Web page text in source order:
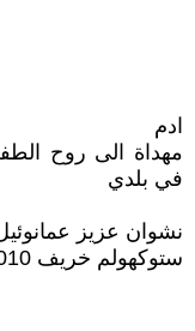
ادم
مهداة الى روح
في بلدي
نشوان عزيز
ستوكهولم خريف 2010